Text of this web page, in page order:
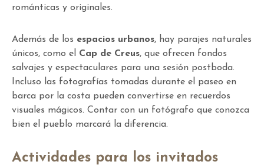
románticas y originales.
Además de los espacios urbanos, hay parajes naturales
únicos, como el Cap de Creus, que ofrecen fondos
salvajes y espectaculares para una sesión postboda.
Incluso las fotografías tomadas durante el paseo en
barca por la costa pueden convertirse en recuerdos
visuales mágicos. Contar con un fotógrafo que conozca
bien el pueblo marcará la diferencia.
Actividades para los invitados